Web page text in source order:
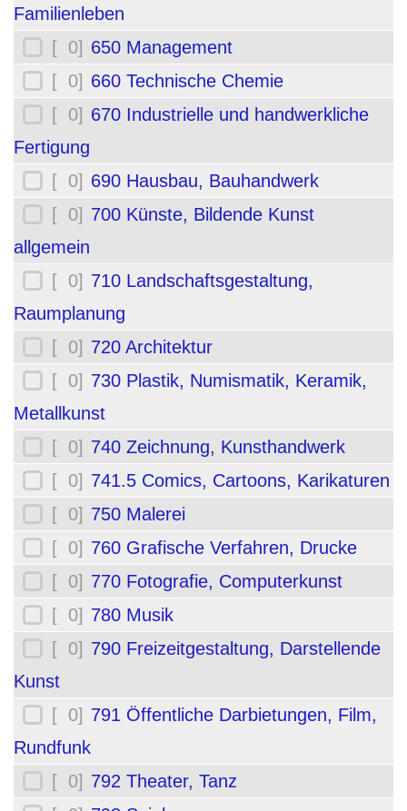
Familienleben
[ 0] 650 Management
[ 0] 660 Technische Chemie
[ 0] 670 Industrielle und handwerkliche
Fertigung
[ 0] 690 Hausbau, Bauhandwerk
[ 0] 700 Künste, Bildende Kunst
allgemein
[ 0] 710 Landschaftsgestaltung,
Raumplanung
[ 0] 720 Architektur
[ 0] 730 Plastik, Numismatik, Keramik,
Metallkunst
[ 0] 740 Zeichnung, Kunsthandwerk
[ 0] 741.5 Comics, Cartoons, Karikaturen
[ 0] 750 Malerei
[ 0] 760 Grafische Verfahren, Drucke
[ 0] 770 Fotografie, Computerkunst
[ 0] 780 Musik
[ 0] 790 Freizeitgestaltung, Darstellende
Kunst
[ 0] 791 Öffentliche Darbietungen, Film,
Rundfunk
[ 0] 792 Theater, Tanz